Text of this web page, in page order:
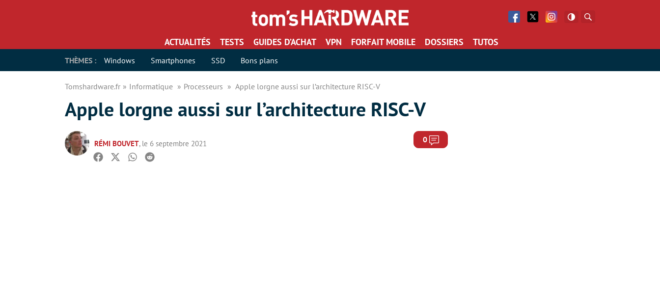
Facebook
Twitter Facebook
ACTUALITÉS TESTS GUIDES D’ACHAT VPN FORFAIT MOBILE DOSSIERS TUTOS
THÈMES : Windows Smartphones SSD Bons plans
Tomshardware.fr Informatique Processeurs Apple lorgne aussi sur l’architecture RISC-V
Apple lorgne aussi sur l’architecture RISC-V
RÉMI BOUVET, le 6 septembre 2021 0 Commentaires
Facebook
TwitterWhatsapp
Reddit